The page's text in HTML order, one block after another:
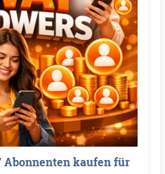
Abonnenten kaufen für